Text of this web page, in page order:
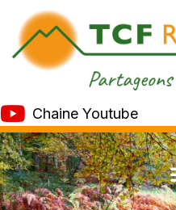
Chaine Youtube